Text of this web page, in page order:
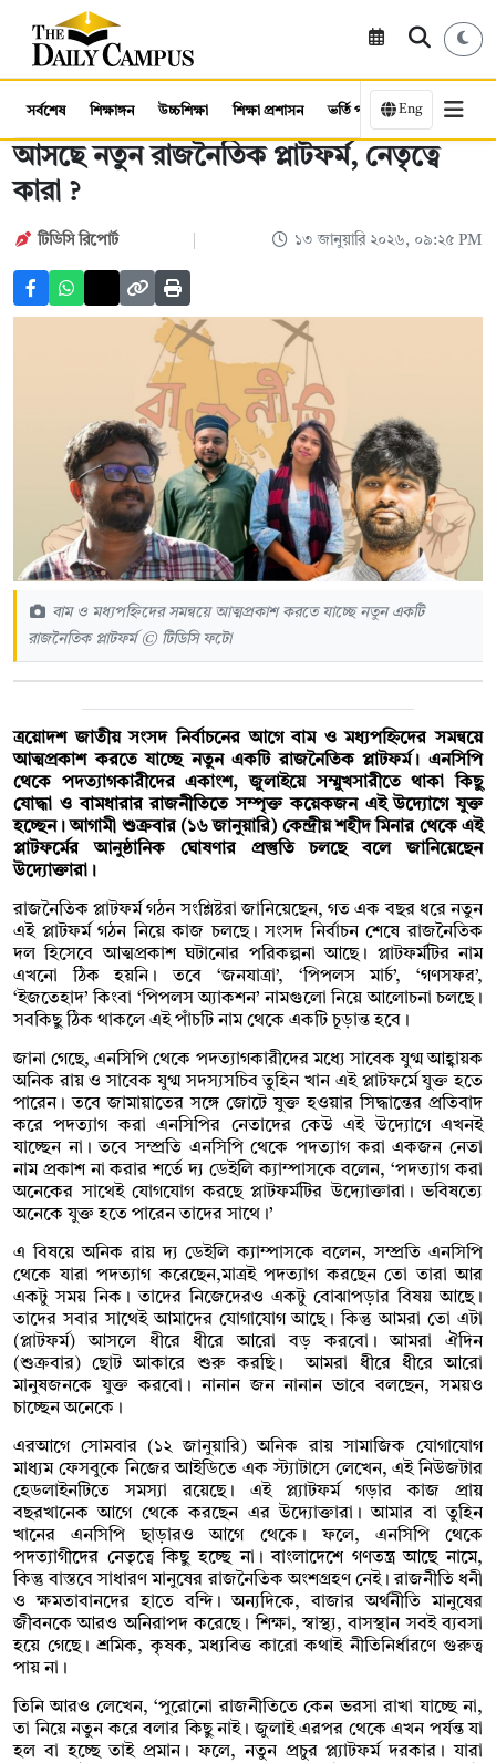
সর্বশেষ শিক্ষাঙ্গন উচ্চশিক্ষা শিক্ষা প্রশাসন ভর্তি পরীক্ষা কর্মসংস্থান
Eng
আসছে নতুন রাজনৈতিক প্লাটফর্ম, নেতৃত্বে
কারা ?
টিডিসি রিপোর্ট ১৩ জানুয়ারি ২০২৬, ০৯:২৫ PM
বাম ও মধ্যপহ্নিদের সমন্বয়ে আত্মপ্রকাশ করতে যাচ্ছে নতুন একটি
রাজনৈতিক প্লাটফর্ম © টিডিসি ফটো
ত্রয়োদশ জাতীয় সংসদ নির্বাচনের আগে বাম ও মধ্যপহ্নিদের সমন্বয়ে
আত্মপ্রকাশ করতে যাচ্ছে নতুন একটি রাজনৈতিক প্লাটফর্ম। এনসিপি
থেকে পদত্যাগকারীদের একাংশ, জুলাইয়ে সম্মুখসারীতে থাকা কিছু
যোদ্ধা ও বামধারার রাজনীতিতে সম্পৃক্ত কয়েকজন এই উদ্যোগে যুক্ত
হচ্ছেন। আগামী শুক্রবার (১৬ জানুয়ারি) কেন্দ্রীয় শহীদ মিনার থেকে এই
প্লাটফর্মের আনুষ্ঠানিক ঘোষণার প্রস্তুতি চলছে বলে জানিয়েছেন
উদ্যোক্তারা।
রাজনৈতিক প্লাটফর্ম গঠন সংশ্লিষ্টরা জানিয়েছেন, গত এক বছর ধরে নতুন
এই প্লাটফর্ম গঠন নিয়ে কাজ চলছে। সংসদ নির্বাচন শেষে রাজনৈতিক
দল হিসেবে আত্মপ্রকাশ ঘটানোর পরিকল্পনা আছে। প্লাটফর্মটির নাম
এখনো ঠিক হয়নি। তবে ‘জনযাত্রা’, ‘পিপলস মার্চ’, ‘গণসফর’,
‘ইজতেহাদ’ কিংবা ‘পিপলস অ্যাকশন’ নামগুলো নিয়ে আলোচনা চলছে।
সবকিছু ঠিক থাকলে এই পাঁচটি নাম থেকে একটি চূড়ান্ত হবে।
জানা গেছে, এনসিপি থেকে পদত্যাগকারীদের মধ্যে সাবেক যুগ্ম আহ্বায়ক
অনিক রায় ও সাবেক যুগ্ম সদস্যসচিব তুহিন খান এই প্লাটফর্মে যুক্ত হতে
পারেন। তবে জামায়াতের সঙ্গে জোটে যুক্ত হওয়ার সিদ্ধান্তের প্রতিবাদ
করে পদত্যাগ করা এনসিপির নেতাদের কেউ এই উদ্যোগে এখনই
যাচ্ছেন না। তবে সম্প্রতি এনসিপি থেকে পদত্যাগ করা একজন নেতা
নাম প্রকাশ না করার শর্তে দ্য ডেইলি ক্যাম্পাসকে বলেন, ‘পদত্যাগ করা
অনেকের সাথেই যোগযোগ করছে প্লাটফর্মটির উদ্যোক্তারা। ভবিষত্যে
অনেকে যুক্ত হতে পারেন তাদের সাথে।’
এ বিষয়ে অনিক রায় দ্য ডেইলি ক্যাম্পাসকে বলেন, সম্প্রতি এনসিপি
থেকে যারা পদত্যাগ করেছেন,মাত্রই পদত্যাগ করছেন তো তারা আর
একটু সময় নিক। তাদের নিজেদেরও একটু বোঝাপড়ার বিষয় আছে।
তাদের সবার সাথেই আমাদের যোগাযোগ আছে। কিন্তু আমরা তো এটা
(প্লাটফর্ম) আসলে ধীরে ধীরে আরো বড় করবো। আমরা ঐদিন
(শুক্রবার) ছোট আকারে শুরু করছি। আমরা ধীরে ধীরে আরো
মানুষজনকে যুক্ত করবো। নানান জন নানান ভাবে বলছেন, সময়ও
চাচ্ছেন অনেকে।
এরআগে সোমবার (১২ জানুয়ারি) অনিক রায় সামাজিক যোগাযোগ
মাধ্যম ফেসবুকে নিজের আইডিতে এক স্ট্যাটাসে লেখেন, এই নিউজটার
হেডলাইনটিতে সমস্যা রয়েছে। এই প্ল্যাটফর্ম গড়ার কাজ প্রায়
বছরখানেক আগে থেকে করছেন এর উদ্যোক্তারা। আমার বা তুহিন
খানের এনসিপি ছাড়ারও আগে থেকে। ফলে, এনসিপি থেকে
পদত্যাগীদের নেতৃত্বে কিছু হচ্ছে না। ‎বাংলাদেশে গণতন্ত্র আছে নামে,
কিন্তু বাস্তবে সাধারণ মানুষের রাজনৈতিক অংশগ্রহণ নেই। রাজনীতি ধনী
ও ক্ষমতাবানদের হাতে বন্দি। অন্যদিকে, বাজার অর্থনীতি মানুষের
জীবনকে আরও অনিরাপদ করেছে। শিক্ষা, স্বাস্থ্য, বাসস্থান সবই ব্যবসা
হয়ে গেছে। শ্রমিক, কৃষক, মধ্যবিত্ত কারো কথাই নীতিনির্ধারণে গুরুত্ব
পায় না।
তিনি আরও লেখেন, ‘‎পুরোনো রাজনীতিতে কেন ভরসা রাখা যাচ্ছে না,
তা নিয়ে নতুন করে বলার কিছু নাই। জুলাই এরপর থেকে এখন পর্যন্ত যা
হল বা হচ্ছে তাই প্রমান। ফলে, নতুন প্রচুর প্ল্যাটফর্ম দরকার। যারা